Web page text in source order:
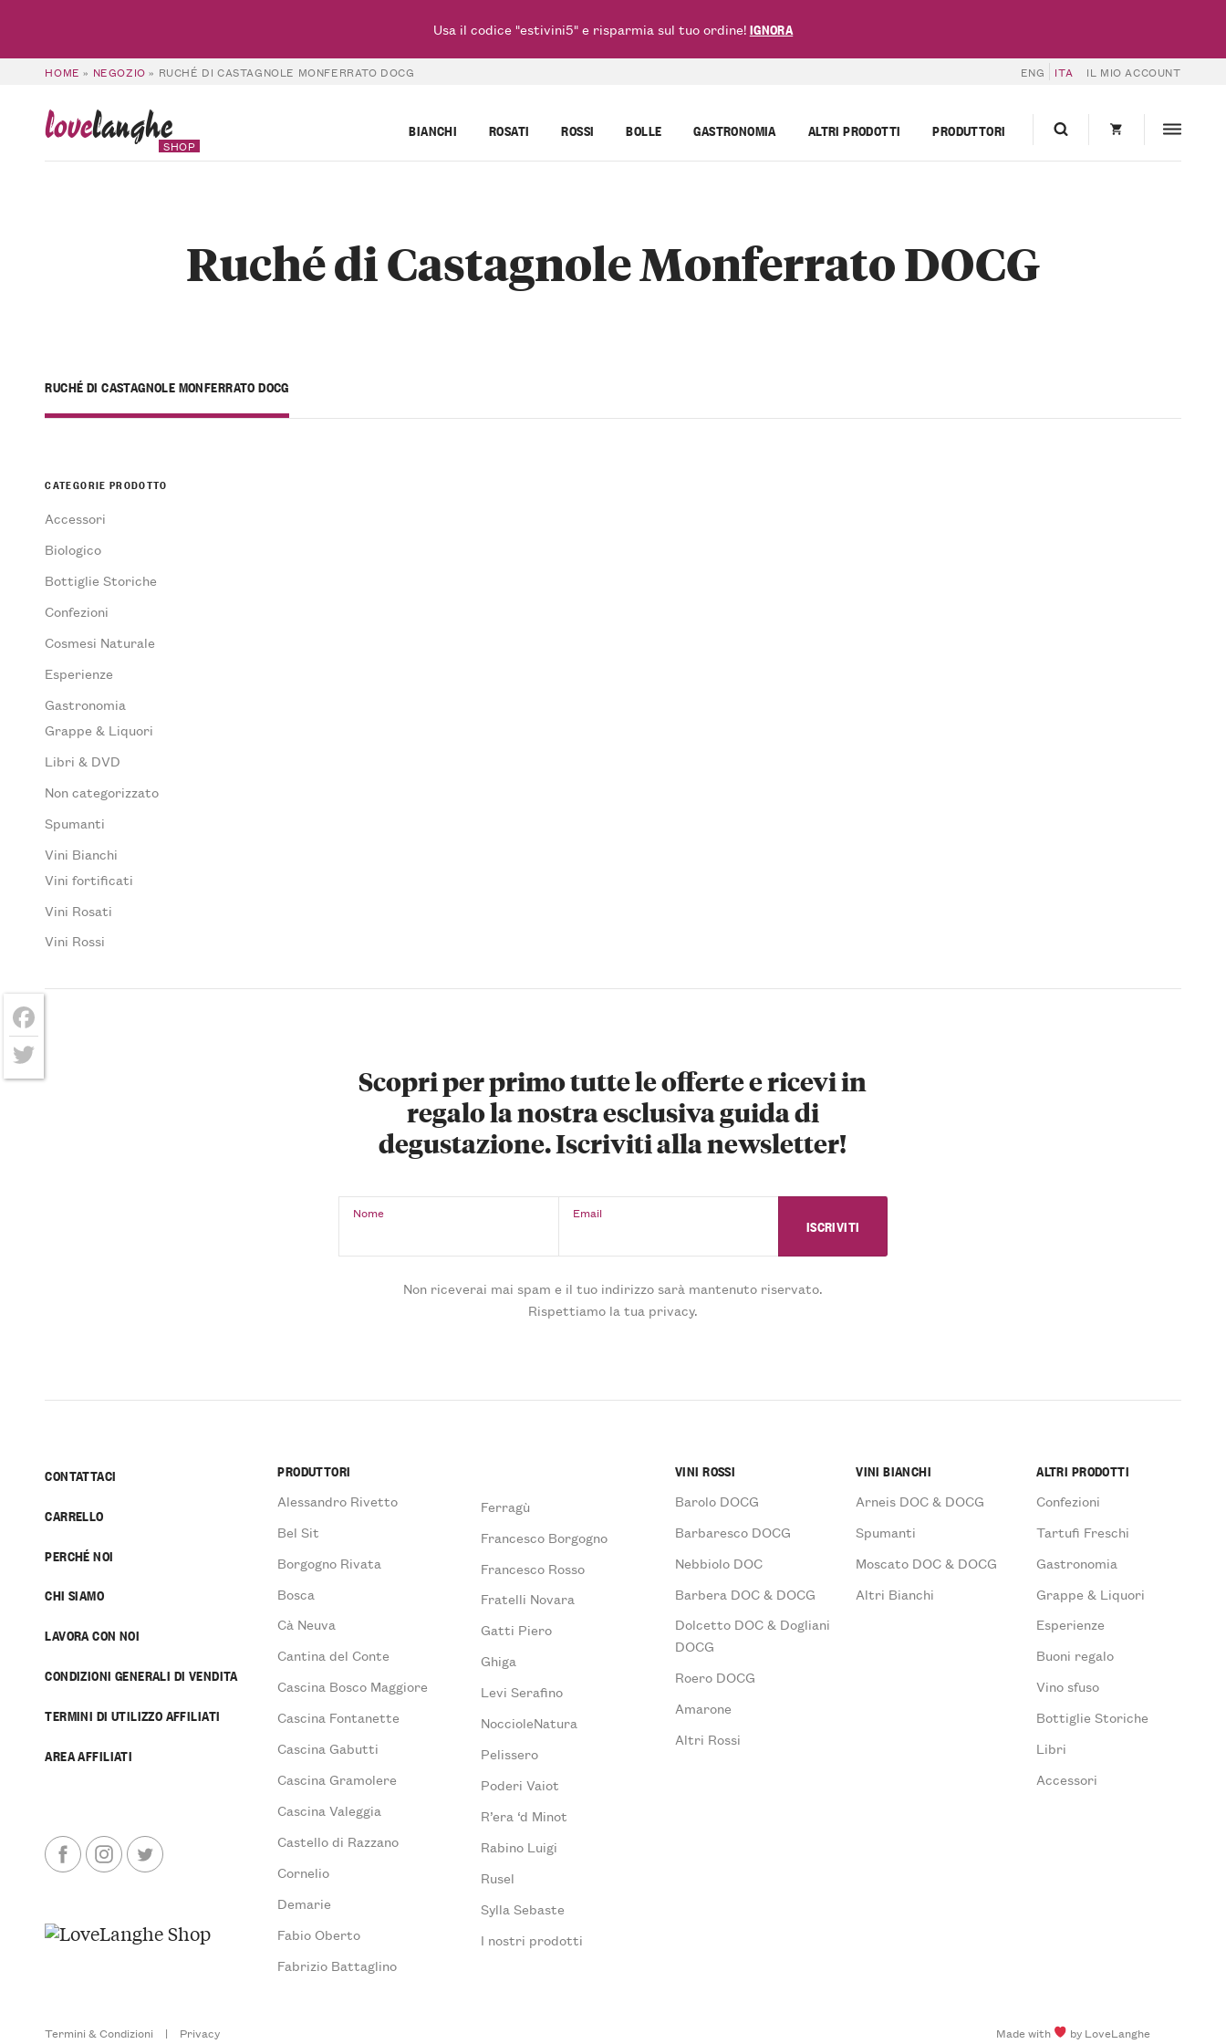
HOME » NEGOZIO » RUCHÉ DI CASTAGNOLE MONFERRATO DOCG ENG ITA IL MIO ACCOUNT
lovelanghe
SHOP
BIANCHI ROSATI ROSSI BOLLE GASTRONOMIA ALTRI PRODOTTI PRODUTTORI
Ruché di Castagnole Monferrato DOCG
RUCHÉ DI CASTAGNOLE MONFERRATO DOCG
CATEGORIE PRODOTTO
Accessori
Biologico
Bottiglie Storiche
Confezioni
Cosmesi Naturale
Esperienze
Gastronomia
Grappe & Liquori
Libri & DVD
Non categorizzato
Spumanti
Vini Bianchi
Vini fortificati
Vini Rosati
Vini Rossi
Scopri per primo tutte le offerte e ricevi in
regalo la nostra esclusiva guida di
degustazione. Iscriviti alla newsletter!
Nome Email
Non riceverai mai spam e il tuo indirizzo sarà mantenuto riservato.
Rispettiamo la tua privacy.
CONTATTACI
CARRELLO
PERCHÉ NOI
CHI SIAMO
LAVORA CON NOI
CONDIZIONI GENERALI DI VENDITA
TERMINI DI UTILIZZO AFFILIATI
AREA AFFILIATI
PRODUTTORI
Alessandro Rivetto
Bel Sit
Borgogno Rivata
Bosca
Cà Neuva
Cantina del Conte
Cascina Bosco Maggiore
Cascina Fontanette
Cascina Gabutti
Cascina Gramolere
Cascina Valeggia
Castello di Razzano
Cornelio
Demarie
Fabio Oberto
Fabrizio Battaglino
Ferragù
Francesco Borgogno
Francesco Rosso
Fratelli Novara
Gatti Piero
Ghiga
Levi Serafino
NoccioleNatura
Pelissero
Poderi Vaiot
R’era ‘d Minot
Rabino Luigi
Rusel
Sylla Sebaste
I nostri prodotti
VINI ROSSI
Barolo DOCG
Barbaresco DOCG
Nebbiolo DOC
Barbera DOC & DOCG
Dolcetto DOC & Dogliani
DOCG
Roero DOCG
Amarone
Altri Rossi
VINI BIANCHI
Arneis DOC & DOCG
Spumanti
Moscato DOC & DOCG
Altri Bianchi
ALTRI PRODOTTI
Confezioni
Tartufi Freschi
Gastronomia
Grappe & Liquori
Esperienze
Buoni regalo
Vino sfuso
Bottiglie Storiche
Libri
Accessori
Termini & Condizioni | Privacy Made with by LoveLanghe
Facebook
Twitter
Usa il codice "estivini5" e risparmia sul tuo ordine!IGNORA